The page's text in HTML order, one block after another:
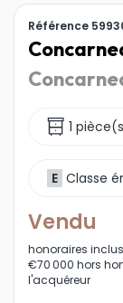
Référence
1
E Classe
Vendu
honoraires inclus
€70 000 hors
l'acquéreur